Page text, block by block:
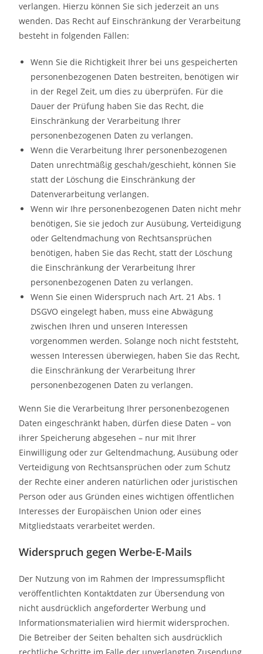
verlangen. Hierzu können Sie sich jederzeit an uns
wenden. Das Recht auf Einschränkung der Verarbeitung
besteht in folgenden Fällen:
Wenn Sie die Richtigkeit Ihrer bei uns gespeicherten
personenbezogenen Daten bestreiten, benötigen wir
in der Regel Zeit, um dies zu überprüfen. Für die
Dauer der Prüfung haben Sie das Recht, die
Einschränkung der Verarbeitung Ihrer
personenbezogenen Daten zu verlangen.
Wenn die Verarbeitung Ihrer personenbezogenen
Daten unrechtmäßig geschah/geschieht, können Sie
statt der Löschung die Einschränkung der
Datenverarbeitung verlangen.
Wenn wir Ihre personenbezogenen Daten nicht mehr
benötigen, Sie sie jedoch zur Ausübung, Verteidigung
oder Geltendmachung von Rechtsansprüchen
benötigen, haben Sie das Recht, statt der Löschung
die Einschränkung der Verarbeitung Ihrer
personenbezogenen Daten zu verlangen.
Wenn Sie einen Widerspruch nach Art. 21 Abs. 1
DSGVO eingelegt haben, muss eine Abwägung
zwischen Ihren und unseren Interessen
vorgenommen werden. Solange noch nicht feststeht,
wessen Interessen überwiegen, haben Sie das Recht,
die Einschränkung der Verarbeitung Ihrer
personenbezogenen Daten zu verlangen.
Wenn Sie die Verarbeitung Ihrer personenbezogenen
Daten eingeschränkt haben, dürfen diese Daten – von
ihrer Speicherung abgesehen – nur mit Ihrer
Einwilligung oder zur Geltendmachung, Ausübung oder
Verteidigung von Rechtsansprüchen oder zum Schutz
der Rechte einer anderen natürlichen oder juristischen
Person oder aus Gründen eines wichtigen öffentlichen
Interesses der Europäischen Union oder eines
Mitgliedstaats verarbeitet werden.
Widerspruch gegen Werbe-E-Mails
Der Nutzung von im Rahmen der Impressumspflicht
veröffentlichten Kontaktdaten zur Übersendung von
nicht ausdrücklich angeforderter Werbung und
Informationsmaterialien wird hiermit widersprochen.
Die Betreiber der Seiten behalten sich ausdrücklich